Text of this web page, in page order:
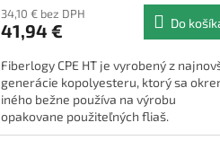
34,10 € bez DPH
41,94 € Do
Fiberlogy CPE HT je vyrobený z
generácie kopolyesteru, ktorý sa
iného bežne používa na výrobu
opakovane použiteľných fliaš.